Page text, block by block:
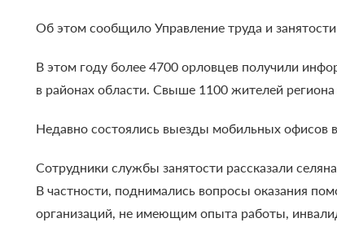
Об этом сообщило Управление труда и
В этом году более 4700 орловцев получили
в районах области. Свыше 1100 жителей
Недавно состоялись выезды мобильных офисов
Сотрудники службы занятости рассказали
В частности, поднимались вопросы оказания
организаций, не имеющим опыта работы,